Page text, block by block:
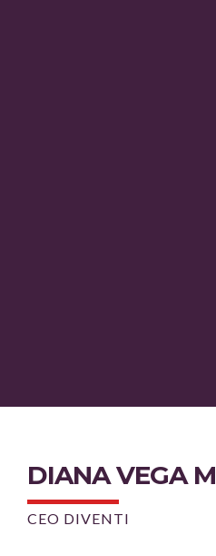
DIANA VEGA
CEO DIVENTI